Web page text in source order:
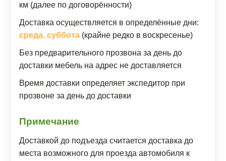
км (далее по договорённости)
Доставка осуществляется в определённые дни:
среда, суббота (крайне редко в воскресенье)
Без предварительного прозвона за день до
доставки мебель на адрес не доставляется
Время доставки определяет экспедитор при
прозвоне за день до доставки
Примечание
Доставкой до подъезда считается доставка до
места возможного для проезда автомобиля к